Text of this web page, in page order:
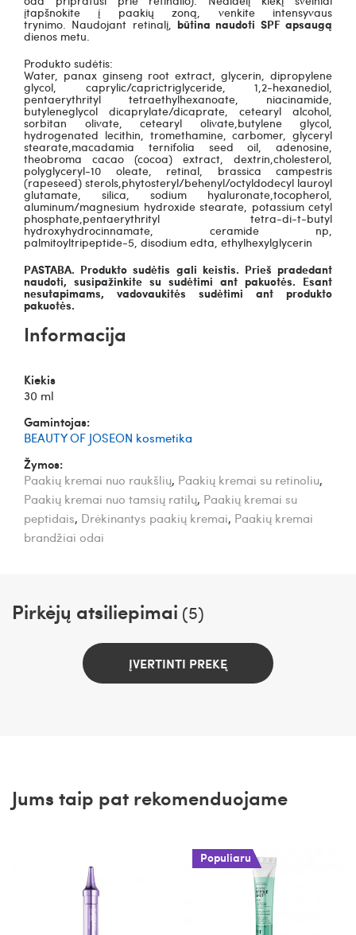
įtapšnokite į paakių zoną, venkite intensyvaus
trynimo. Naudojant retinalį,būtina naudoti SPF apsaugą
dienos metu.
Produkto sudėtis:
Water, panax ginseng root extract, glycerin, dipropylene
glycol, caprylic/caprictriglyceride, 1,2-hexanediol,
pentaerythrityl tetraethylhexanoate, niacinamide,
butyleneglycol dicaprylate/dicaprate, cetearyl alcohol,
sorbitan olivate, cetearyl olivate,butylene glycol,
hydrogenated lecithin, tromethamine, carbomer, glyceryl
stearate,macadamia ternifolia seed oil, adenosine,
theobroma cacao (cocoa) extract, dextrin,cholesterol,
polyglyceryl-10 oleate, retinal, brassica campestris
(rapeseed) sterols,phytosteryl/behenyl/octyldodecyl lauroyl
glutamate, silica, sodium hyaluronate,tocopherol,
aluminum/magnesium hydroxide stearate, potassium cetyl
phosphate,pentaerythrityl tetra-di-t-butyl
hydroxyhydrocinnamate, ceramide np,
palmitoyltripeptide-5, disodium edta, ethylhexylglycerin
PASTABA. Produkto sudėtis gali keistis. Prieš pradedant
naudoti, susipažinkite su sudėtimi ant pakuotės. Esant
nesutapimams, vadovaukitės sudėtimi ant produkto
pakuotės.
Informacija
Kiekis
30 ml
Gamintojas:
BEAUTY OF JOSEON kosmetika
Žymos:
Paakių kremai nuo raukšlių, Paakių kremai su retinoliu,
Paakių kremai nuo tamsių ratilų, Paakių kremai su
peptidais, Drėkinantys paakių kremai, Paakių kremai
brandžiai odai
Pirkėjų atsiliepimai (5)
ĮVERTINTI PREKĘ
Jums taip pat rekomenduojame
Populiaru